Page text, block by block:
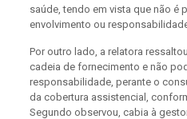
saúde, tendo em vista que não é
envolvimento ou
Por outro lado, a relatora
cadeia de fornecimento e não
responsabilidade, perante o
da cobertura assistencial,
Segundo observou, cabia à